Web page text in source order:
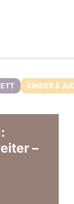
KINDER &
–